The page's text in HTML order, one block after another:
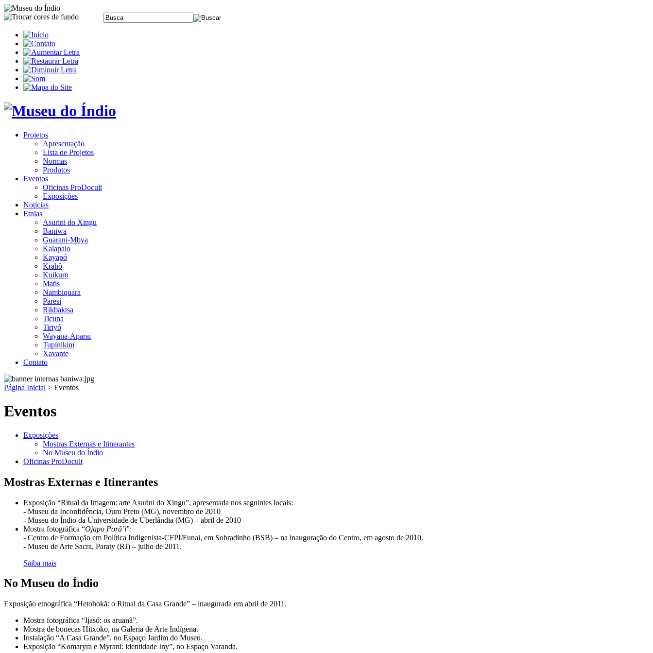
Projetos
Apresentação
Lista de Projetos
Normas
Produtos
Eventos
Oficinas ProDocult
Exposições
Notícias
Etnias
Asurini do Xingu
Baniwa
Guarani-Mbya
Kalapalo
Kayapó
Krahô
Kuikuro
Matis
Nambiquara
Paresi
Rikbaktsa
Ticuna
Tiriyó
Wayana-Aparai
Tupinikim
Xavante
Contato
Página Inicial > Eventos
Eventos
Exposições
Mostras Externas e Itinerantes
No Museu do Índio
Oficinas ProDocult
Mostras Externas e Itinerantes
Exposição “Ritual da Imagem: arte Asurini do Xingu”, apresentada nos seguintes locais:
- Museu da Inconfidência, Ouro Preto (MG), novembro de 2010
- Museu do Índio da Universidade de Uberlândia (MG) – abril de 2010
Mostra fotográfica “Ojapo Porã’i”:
- Centro de Formação em Política Indigenista-CFPI/Funai, em Sobradinho (BSB) – na inauguração do Centro, em agosto de 2010.
- Museu de Arte Sacra, Paraty (RJ) – julho de 2011.
Saiba mais
No Museu do Índio
Exposição etnográfica “Hetohokã: o Ritual da Casa Grande” – inaugurada em abril de 2011.
Mostra fotográfica “Ijasó: os aruanã”.
Mostra de bonecas Hitxoko, na Galeria de Arte Indígena.
Instalação “A Casa Grande”, no Espaço Jardim do Museu.
Exposição “Komaryra e Myrani: identidade Iny”, no Espaço Varanda.